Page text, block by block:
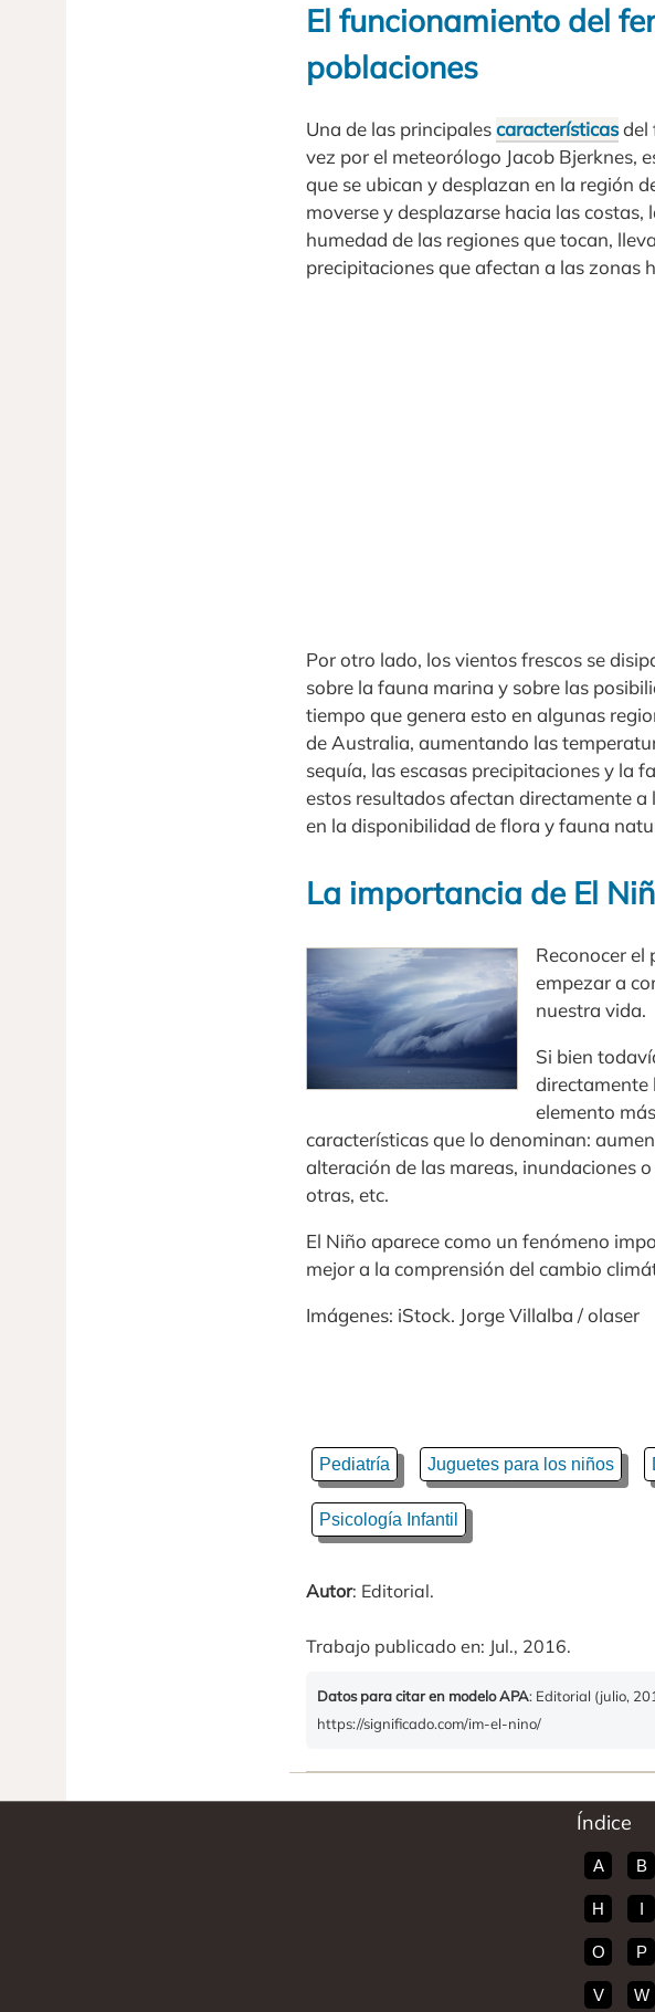
El funcionamiento del
poblaciones
Una de las principalescaracterísticasdel
vez por el meteorólogo Jacob Bjerknes,
que se ubican y desplazan en la región
moverse y desplazarse hacia las
humedad de las regiones que tocan,
precipitaciones que afectan a las zonas
Por otro lado, los vientos frescos se
sobre la fauna marina y sobre las
tiempo que genera esto en algunas
de Australia, aumentando las
sequía, las escasas precipitaciones y la
estos resultados afectan directamente
en la disponibilidad de flora y fauna
La importancia de El
Reconocer el
empezar a
nuestra vida.
Si bien
directamente
elemento
características que lo denominan:
alteración de las mareas, inundaciones
otras, etc.
El Niño aparece como un fenómeno
mejor a la comprensión del cambio
Imágenes: iStock. Jorge Villalba / olaser
Pediatría Juguetes para los niños
Psicología Infantil
Autor: Editorial.
Trabajo publicado en: Jul., 2016.
Datos para citar en modelo APA: Editorial (julio,
https://significado.com/im-el-nino/
Índice
A B
H I
O P
V W